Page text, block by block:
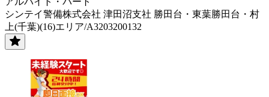
シンテイ警備株式会社 津田沼支社 勝田台・東葉勝田台・村
上(千葉)(16)エリア/A3203200132